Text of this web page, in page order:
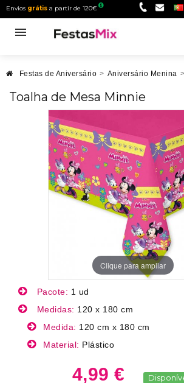
Envios grátis a partir de 120€
Festas de Aniversário > Aniversário Menina >
Toalha de Mesa Minnie
Clique para ampliar
Pacote: 1 ud
Medidas: 120 x 180 cm
Medida: 120 cm x 180 cm
Material: Plástico
4,99 €